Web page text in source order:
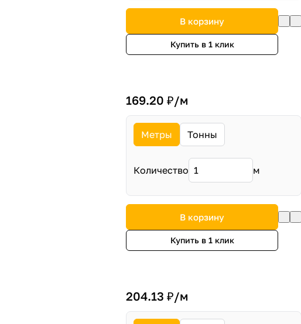
В корзину
Купить в 1 клик
169.20 ₽/м
Метры Тонны
Количество м
В корзину
Купить в 1 клик
204.13 ₽/м